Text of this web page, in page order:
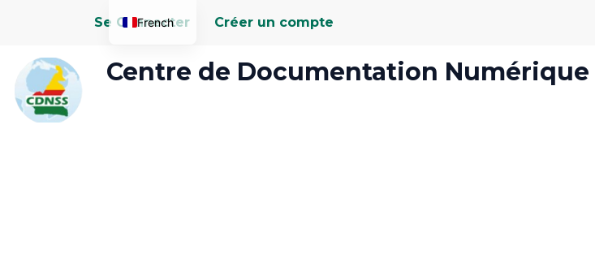
Se Connecter Créer un compte
Centre de Documentation Numérique
French